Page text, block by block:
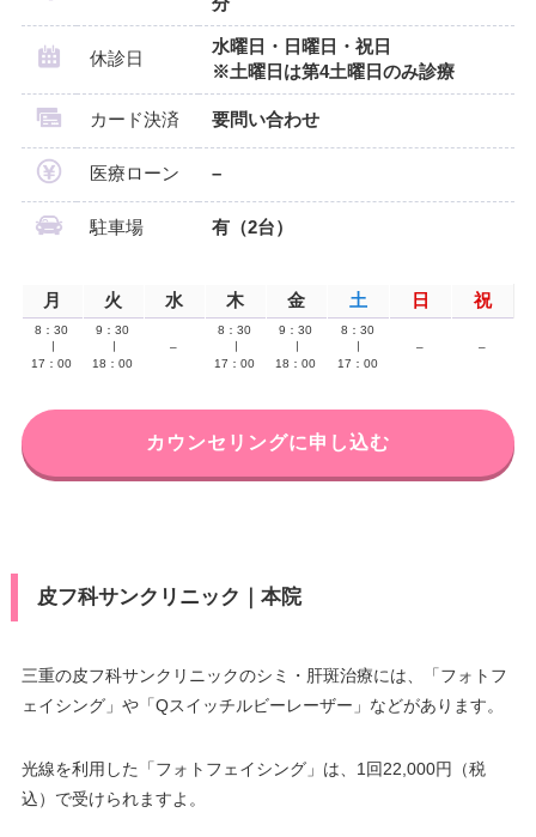
休診日
水曜日・日曜日・祝日
※土曜日は第4土曜日のみ診療
カード決済 要問い合わせ
医療ローン –
駐車場 有（2台）
月 火 水 木 金 土 日 祝
8：30
17：00
9：30
18：00
–
8：30
17：00
9：30
18：00
8：30
17：00
– –
カウンセリングに申し込む
皮フ科サンクリニック｜本院
三重の皮フ科サンクリニックのシミ・肝斑治療には、「フォトフ
ェイシング」や「Qスイッチルビーレーザー」などがあります。
光線を利用した「フォトフェイシング」は、1回22,000円（税
込）で受けられますよ。